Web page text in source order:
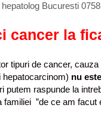
Bucuresti
cancer la
tipuri de cancer,
hepatocarcinom) nu
putem raspunde la
familiei ”de ce am facut